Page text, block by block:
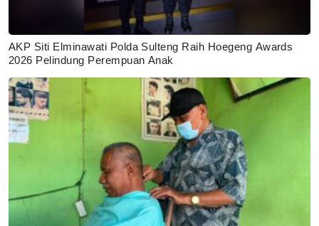
AKP Siti Elminawati Polda Sulteng Raih Hoegeng Awards
2026 Pelindung Perempuan Anak